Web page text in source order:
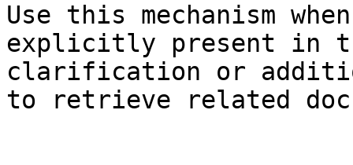
Use this mechanism
explicitly present in
clarification or